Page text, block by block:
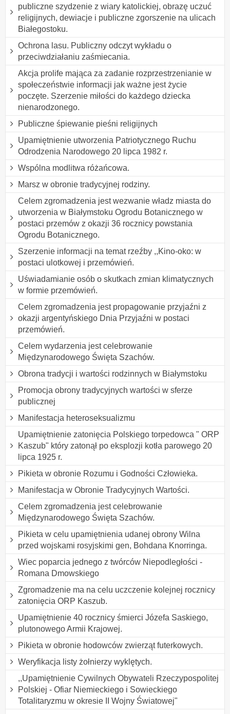
publiczne szydzenie z wiary katolickiej, obrazę uczuć
religijnych, dewiacje i publiczne zgorszenie na ulicach
Białegostoku.
Ochrona lasu. Publiczny odczyt wykładu o
przeciwdziałaniu zaśmiecania.
Akcja prolife mająca za zadanie rozprzestrzenianie w
społeczeństwie informacji jak ważne jest życie
poczęte. Szerzenie miłości do każdego dziecka
nienarodzonego.
Publiczne śpiewanie pieśni religijnych
Upamiętnienie utworzenia Patriotycznego Ruchu
Odrodzenia Narodowego 20 lipca 1982 r.
Wspólna modlitwa różańcowa.
Marsz w obronie tradycyjnej rodziny.
Celem zgromadzenia jest wezwanie władz miasta do
utworzenia w Białymstoku Ogrodu Botanicznego w
postaci przemów z okazji 36 rocznicy powstania
Ogrodu Botanicznego.
Szerzenie informacji na temat rzeźby ,,Kino-oko: w
postaci ulotkowej i przemówień.
Uświadamianie osób o skutkach zmian klimatycznych
w formie przemówień.
Celem zgromadzenia jest propagowanie przyjaźni z
okazji argentyńskiego Dnia Przyjaźni w postaci
przemówień.
Celem wydarzenia jest celebrowanie
Międzynarodowego Święta Szachów.
Obrona tradycji i wartości rodzinnych w Białymstoku
Promocja obrony tradycyjnych wartości w sferze
publicznej
Manifestacja heteroseksualizmu
Upamiętnienie zatonięcia Polskiego torpedowca " ORP
Kaszub" który zatonął po eksplozji kotła parowego 20
lipca 1925 r.
Pikieta w obronie Rozumu i Godności Człowieka.
Manifestacja w Obronie Tradycyjnych Wartości.
Celem zgromadzenia jest celebrowanie
Międzynarodowego Święta Szachów.
Pikieta w celu upamiętnienia udanej obrony Wilna
przed wojskami rosyjskimi gen, Bohdana Knorringa.
Wiec poparcia jednego z twórców Niepodległości -
Romana Dmowskiego
Zgromadzenie ma na celu uczczenie kolejnej rocznicy
zatonięcia ORP Kaszub.
Upamiętnienie 40 rocznicy śmierci Józefa Saskiego,
plutonowego Armii Krajowej.
Pikieta w obronie hodowców zwierząt futerkowych.
Weryfikacja listy żołnierzy wyklętych.
,,Upamiętnienie Cywilnych Obywateli Rzeczypospolitej
Polskiej - Ofiar Niemieckiego i Sowieckiego
Totalitaryzmu w okresie II Wojny Światowej"